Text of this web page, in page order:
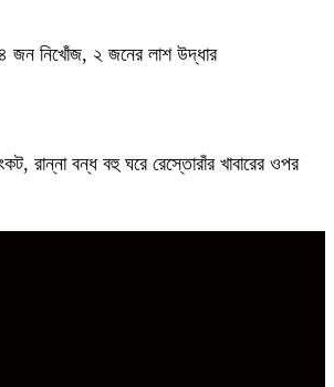
জন নিখোঁজ, ২ জনের লাশ উদ্ধার
রান্না বন্ধ বহু ঘরে রেস্তোরাঁর খাবারের ওপর